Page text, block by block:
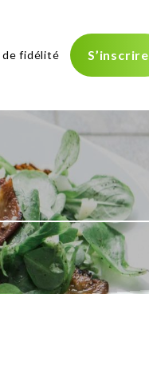
de fidélité S’inscrire